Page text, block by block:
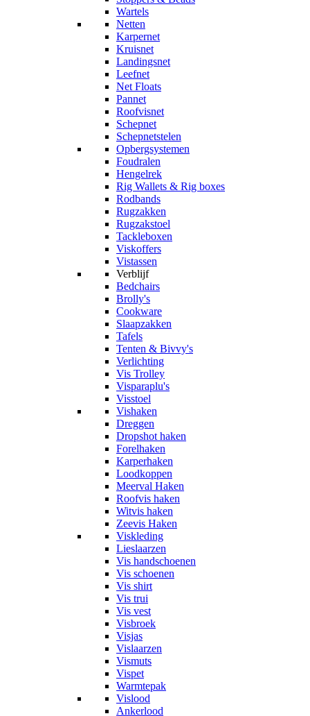
Wartels
Netten
Karpernet
Kruisnet
Landingsnet
Leefnet
Net Floats
Pannet
Roofvisnet
Schepnet
Schepnetstelen
Opbergsystemen
Foudralen
Hengelrek
Rig Wallets & Rig boxes
Rodbands
Rugzakken
Rugzakstoel
Tackleboxen
Viskoffers
Vistassen
Verblijf
Bedchairs
Brolly's
Cookware
Slaapzakken
Tafels
Tenten & Bivvy's
Verlichting
Vis Trolley
Visparaplu's
Visstoel
Vishaken
Dreggen
Dropshot haken
Forelhaken
Karperhaken
Loodkoppen
Meerval Haken
Roofvis haken
Witvis haken
Zeevis Haken
Viskleding
Lieslaarzen
Vis handschoenen
Vis schoenen
Vis shirt
Vis trui
Vis vest
Visbroek
Visjas
Vislaarzen
Vismuts
Vispet
Warmtepak
Vislood
Ankerlood